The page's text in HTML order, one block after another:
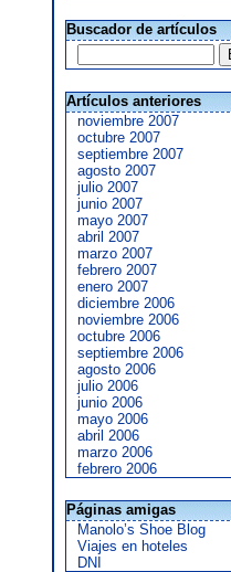
Buscador de artículos
Artículos anteriores
noviembre 2007
octubre 2007
septiembre 2007
agosto 2007
julio 2007
junio 2007
mayo 2007
abril 2007
marzo 2007
febrero 2007
enero 2007
diciembre 2006
noviembre 2006
octubre 2006
septiembre 2006
agosto 2006
julio 2006
junio 2006
mayo 2006
abril 2006
marzo 2006
febrero 2006
Páginas amigas
Manolo’s Shoe Blog
Viajes en hoteles
DNI